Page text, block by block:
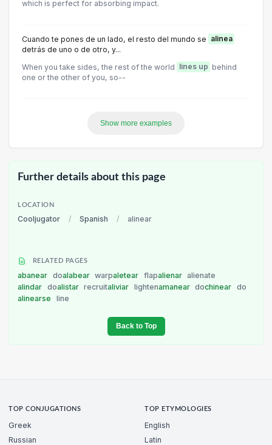
which is perfect for absorbing impact.
Cuando te pones de un lado, el resto del mundo se alinea
detrás de uno o de otro, y...
When you take sides, the rest of the world
lines up behind
one or the other of you, so--
Show more examples
Further details about this page
LOCATION
Cooljugator / Spanish / alinear
RELATED PAGES
abanear doalabear warpaletear flapalienar alienate
alindar doalistar recruitaliviar lightenamanear dochinear do
alinearse
line
Back to Top
TOP CONJUGATIONS
Greek
Russian
TOP ETYMOLOGIES
English
Latin